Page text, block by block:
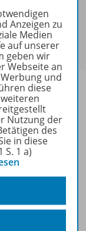
Anzeigen zu
Medien
auf unserer
geben wir
Webseite an
und
diese
Nutzung der
des
in diese
S. 1 a)